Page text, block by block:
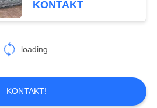
48
KONTAKT
loading...
KONTAKT!